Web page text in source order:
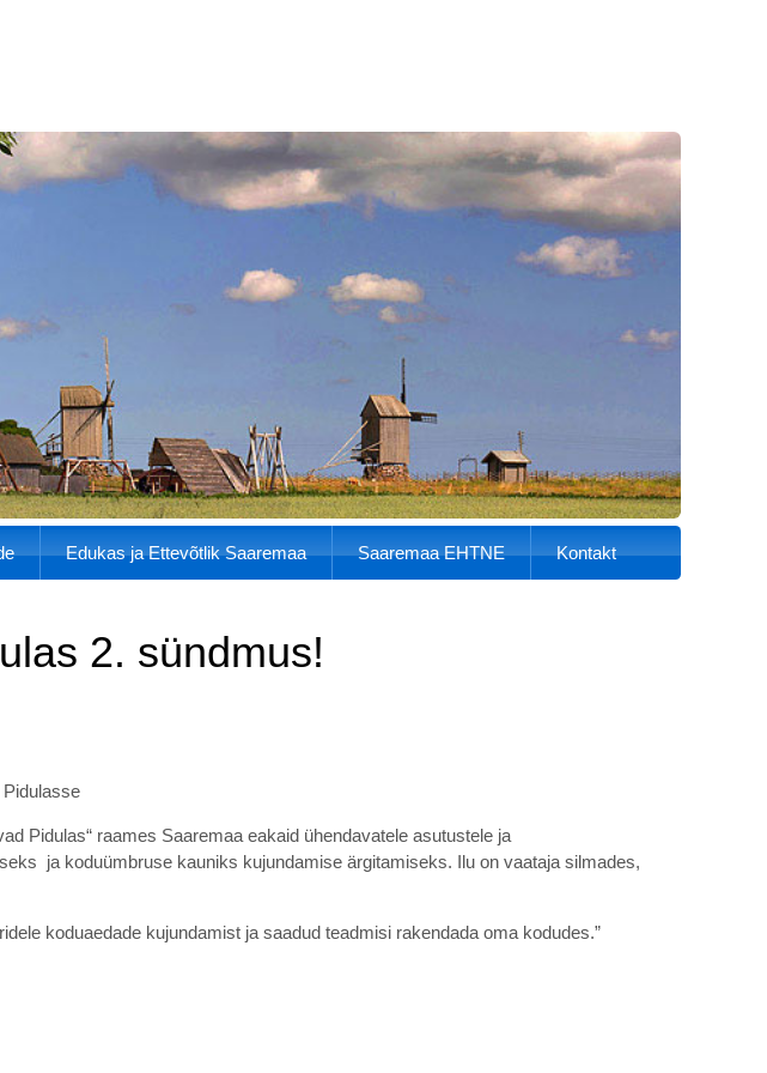
Edukas ja Ettevõtlik Saaremaa Saaremaa EHTNE Kontakt
2. sündmus!
Pidulas“ raames Saaremaa eakaid ühendavatele asutustele ja
ja koduümbruse kauniks kujundamise ärgitamiseks. Ilu on vaataja silmades,
koduaedade kujundamist ja saadud teadmisi rakendada oma kodudes.”